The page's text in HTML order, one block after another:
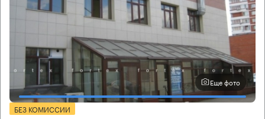
Еще фото
БЕЗ КОМИССИИ